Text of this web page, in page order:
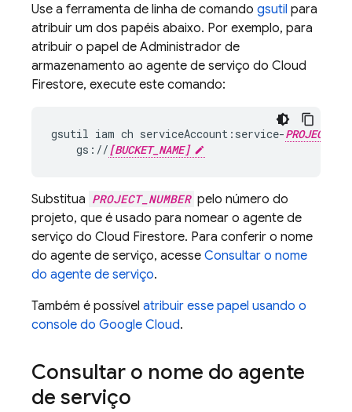
Use a ferramenta de linha de comando gsutil para
atribuir um dos papéis abaixo. Por exemplo, para
atribuir o papel de Administrador de
armazenamento ao agente de serviço do Cloud
Firestore, execute este comando:
gsutil iam ch serviceAccount:service-
gs:// [BUCKET_NAME]
Substitua PROJECT_NUMBER pelo número do
projeto, que é usado para nomear o agente de
serviço do Cloud Firestore. Para conferir o nome
do agente de serviço, acesse Consultar o nome
do agente de serviço.
Também é possível atribuir esse papel usando o
console do Google Cloud.
Consultar o nome do agente
de serviço